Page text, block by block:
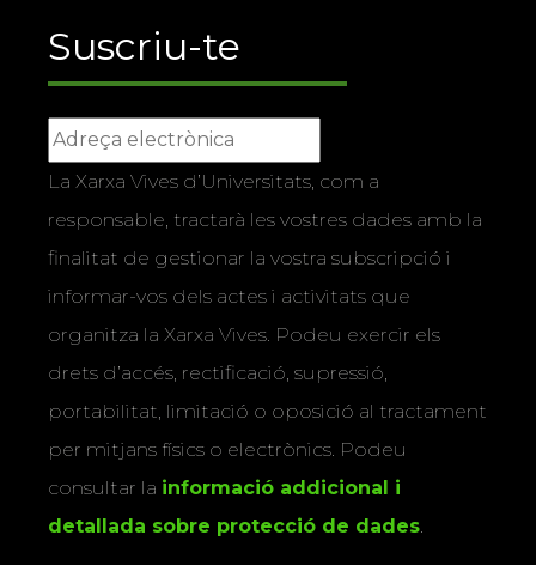
Suscriu-te
La Xarxa Vives d’Universitats, com a
responsable, tractarà les vostres dades amb la
finalitat de gestionar la vostra subscripció i
informar-vos dels actes i activitats que
organitza la Xarxa Vives. Podeu exercir els
drets d’accés, rectificació, supressió,
portabilitat, limitació o oposició al tractament
per mitjans físics o electrònics. Podeu
consultar la informació addicional i
detallada sobre protecció de dades.